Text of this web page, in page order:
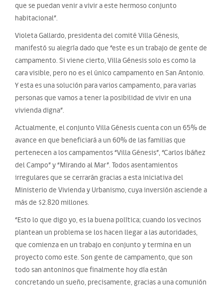
que se puedan venir a vivir a este hermoso conjunto
habitacional”.
Violeta Gallardo, presidenta del comité Villa Génesis,
manifestó su alegría dado que “este es un trabajo de gente de
campamento. Si viene cierto, Villa Génesis solo es como la
cara visible, pero no es el único campamento en San Antonio.
Y esta es una solución para varios campamento, para varias
personas que vamos a tener la posibilidad de vivir en una
vivienda digna”.
Actualmente, el conjunto Villa Génesis cuenta con un 65% de
avance en que beneficiará a un 60% de las familias que
pertenecen a los campamentos “Villa Génesis”, “Carlos Ibáñez
del Campo” y “Mirando al Mar”. Todos asentamientos
irregulares que se cerrarán gracias a esta iniciativa del
Ministerio de Vivienda y Urbanismo, cuya inversión asciende a
más de $2.820 millones.
“Esto lo que digo yo, es la buena política; cuando los vecinos
plantean un problema se los hacen llegar a las autoridades,
que comienza en un trabajo en conjunto y termina en un
proyecto como este. Son gente de campamento, que son
todo san antoninos que finalmente hoy día están
concretando un sueño, precisamente, gracias a una comunión